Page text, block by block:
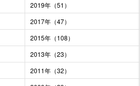
2019年（51）
2017年（47）
2015年（108）
2013年（23）
2011年（32）